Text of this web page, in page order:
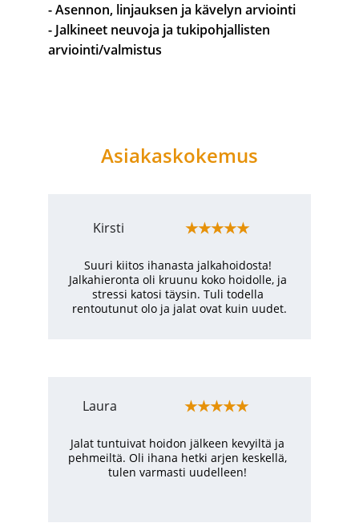
- Asennon, linjauksen ja kävelyn arviointi
- Jalkineet neuvoja ja tukipohjallisten
arviointi/valmistus
Asiakaskokemus
Suuri kiitos ihanasta jalkahoidosta!
Jalkahieronta oli kruunu koko hoidolle, ja
stressi katosi täysin. Tuli todella
rentoutunut olo ja jalat ovat kuin uudet.
Kirsti ★★★★★
Jalat tuntuivat hoidon jälkeen kevyiltä ja
pehmeiltä. Oli ihana hetki arjen keskellä,
tulen varmasti uudelleen!
★★★★★
Laura